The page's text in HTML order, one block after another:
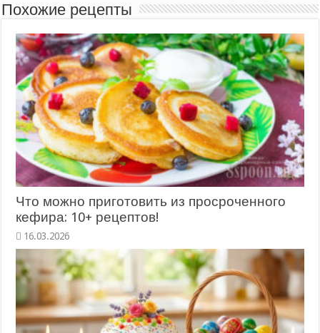
Похожие рецепты
Что можно приготовить из просроченного
кефира: 10+ рецептов!